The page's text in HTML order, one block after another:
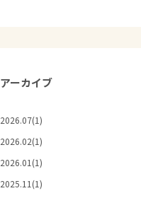
アーカイブ
2026.07(1)
2026.02(1)
2026.01(1)
2025.11(1)